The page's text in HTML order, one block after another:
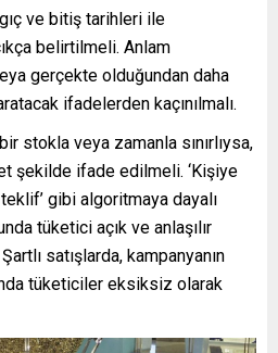
ve bitiş tarihleri ile
belirtilmeli. Anlam
gerçekte olduğundan daha
ifadelerden kaçınılmalı.
stokla veya zamanla sınırlıysa,
şekilde ifade edilmeli. ‘Kişiye
gibi algoritmaya dayalı
tüketici açık ve anlaşılır
satışlarda, kampanyanın
tüketiciler eksiksiz olarak